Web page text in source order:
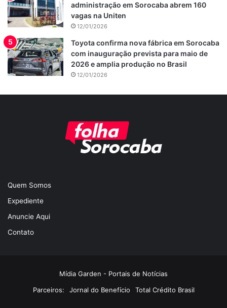
administração em Sorocaba abrem 160
vagas na Uniten
12/01/2026
Toyota confirma nova fábrica em Sorocaba
com inauguração prevista para maio de
2026 e amplia produção no Brasil
12/01/2026
Quem Somos
Expediente
Anuncie Aqui
Contato
Mídia Garden - Portais de Notícias
Parceiros:
Jornal do Benefício Total Crédito Brasil